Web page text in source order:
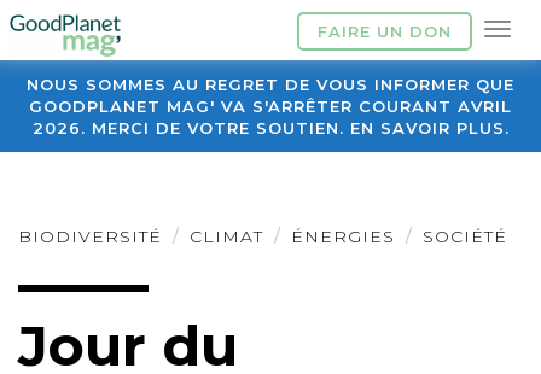
FAIRE UN DON
NOUS SOMMES AU REGRET DE VOUS INFORMER QUE
GOODPLANET MAG' VA S'ARRÊTER COURANT AVRIL
2026. MERCI DE VOTRE SOUTIEN. EN SAVOIR PLUS.
BIODIVERSITÉ CLIMAT ÉNERGIES SOCIÉTÉ
Jour du